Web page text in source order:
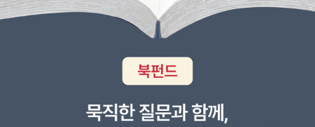
관계와 삶의 온기를 주제로 한 산문집입니다.작지만 진실한 호의가
어떻게 사람과 사회를 변화시키는지를 잔잔하게 풀어냅니다.많은 독
YWORD ▶ 호의에 대하여 독후감 | 문형배 책 리뷰 | 인간관계 에세
이 추천 | 삶의 온기5위 | 『안녕이라 그랬어』 – 김애란오랜만에 돌아
온 김애란 작가의 소설집은 작별과 거리감을 주제로 섬세한 이야기를